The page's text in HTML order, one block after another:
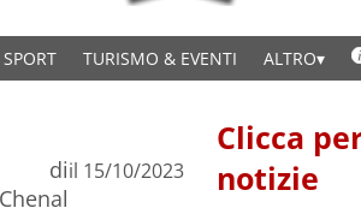
SPORT TURISMO & EVENTI ALTRO
diil 15/10/2023
Clicca
notizie